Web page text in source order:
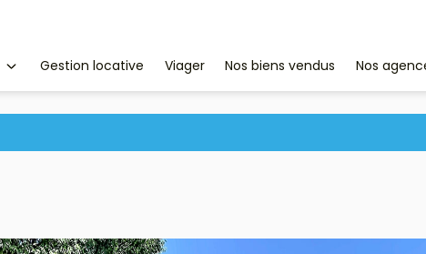
Gestion locative Viager Nos biens vendus Nos